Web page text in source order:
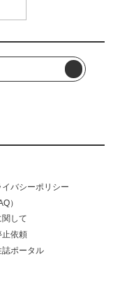
バシーポリシー
）
して
止依頼
ポータル